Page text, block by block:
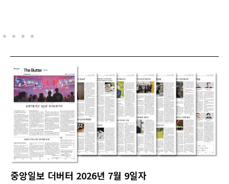
중앙일보 더버터 2026년 7월 9일자